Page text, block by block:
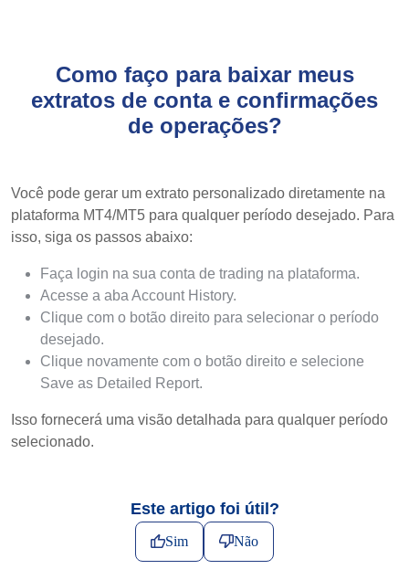
Como faço para baixar meus
extratos de conta e confirmações
de operações?
Você pode gerar um extrato personalizado diretamente na
plataforma MT4/MT5 para qualquer período desejado. Para
isso, siga os passos abaixo:
Faça login na sua conta de trading na plataforma.
Acesse a aba Account History.
Clique com o botão direito para selecionar o período
desejado.
Clique novamente com o botão direito e selecione
Save as Detailed Report.
Isso fornecerá uma visão detalhada para qualquer período
selecionado.
Este artigo foi útil?
Sim Não